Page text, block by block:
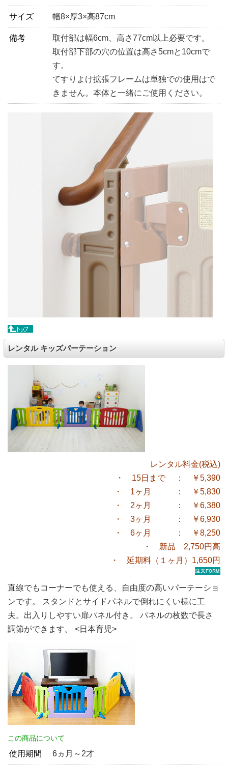
サイズ 幅8×厚3×高87cm
備考
取付部は幅6cm、高さ77cm以上必要です。
取付部下部の穴の位置は高さ5cmと10cmで
す。
てすりよけ拡張フレームは単独での使用はで
きません。本体と一緒にご使用ください。
レンタル キッズパーテーション
レンタル料金(税込)
・ 15日まで ： ￥5,390
・ 1ヶ月 ： ￥5,830
・ 2ヶ月 ： ￥6,380
・ 3ヶ月 ： ￥6,930
・ 6ヶ月 ： ￥8,250
・ 新品 2,750円高
・ 延期料（１ヶ月）1,650円
直線でもコーナーでも使える、自由度の高いパーテーショ
ンです。 スタンドとサイドパネルで倒れにくい様に工
夫。出入りしやすい扉パネル付き。 パネルの枚数で長さ
調節ができます。 <日本育児>
この商品について
使用期間 6ヵ月～2才